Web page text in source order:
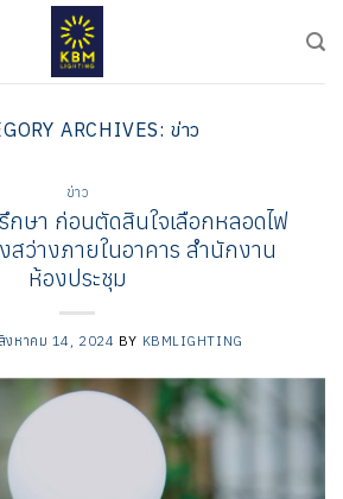
ARCHIVES: ข่าว
ข่าว
กษา ก่อนตัดสินใจเลือกหลอดไฟ
ว่างภายในอาคาร สำนักงาน
ห้องประชุม
งหาคม 14, 2024 BY KBMLIGHTING